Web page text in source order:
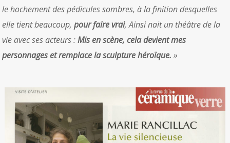
le hochement des pédicules sombres, à la finition desquelles
elle tient beaucoup,pour faire vrai, Ainsi nait un théâtre de la
vie avec ses acteurs :Mis en scène, cela devient mes
personnages et remplace la sculpture héroïque. »